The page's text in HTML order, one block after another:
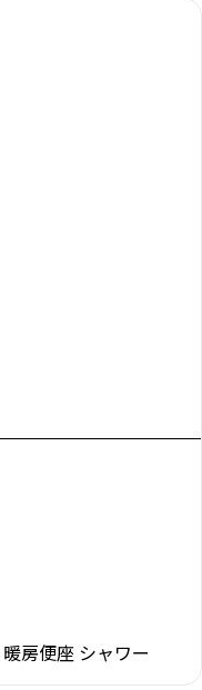
暖房便座 シャワー